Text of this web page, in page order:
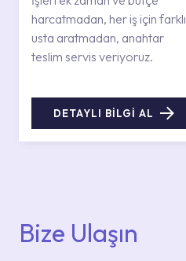
harcatmadan, her iş için farklı
usta aratmadan, anahtar
teslim servis veriyoruz.
DETAYLI BİLGİ AL
Bize Ulaşın